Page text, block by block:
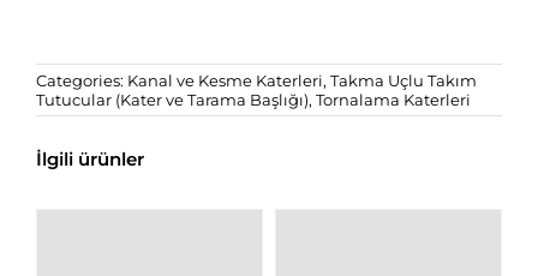
Categories: Kanal ve Kesme Katerleri, Takma Uçlu Takım
Tutucular (Kater ve Tarama Başlığı), Tornalama Katerleri
İlgili ürünler